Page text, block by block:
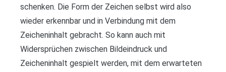
schenken. Die Form der Zeichen selbst wird also
wieder erkennbar und in Verbindung mit dem
Zeicheninhalt gebracht. So kann auch mit
Widersprüchen zwischen Bildeindruck und
Zeicheninhalt gespielt werden, mit dem erwarteten